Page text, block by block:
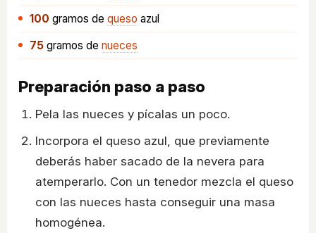
100 gramos de queso azul
75 gramos de nueces
Preparación paso a paso
Pela las nueces y pícalas un poco.
Incorpora el queso azul, que previamente
deberás haber sacado de la nevera para
atemperarlo. Con un tenedor mezcla el queso
con las nueces hasta conseguir una masa
homogénea.